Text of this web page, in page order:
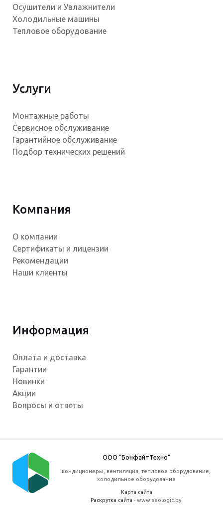
Осушители и Увлажнители
Холодильные машины
Тепловое оборудование
Услуги
Монтажные работы
Сервисное обслуживание
Гарантийное обслуживание
Подбор технических решений
Компания
О компании
Сертификаты и лицензии
Рекомендации
Наши клиенты
Информация
Оплата и доставка
Гарантии
Новинки
Акции
Вопросы и ответы
ООО "БонфайтТехно"
кондиционеры, вентиляция, тепловое оборудование,
холодильное оборудование
Карта сайта
Раскрутка сайта - www.seologic.by.